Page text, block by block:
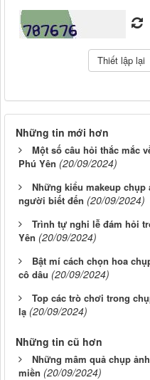
Những tin mới hơn
Một số câu hỏi thắc mắc
Phú Yên (20/09/2024)
Những kiểu makeup
người biết đến (20/09/2024)
Trình tự nghi lễ đám hỏi
Yên (20/09/2024)
Bật mí cách chọn hoa
cô dâu (20/09/2024)
Top các trò chơi trong
lạ (20/09/2024)
Những tin cũ hơn
Những mâm quả chụp
miền (20/09/2024)